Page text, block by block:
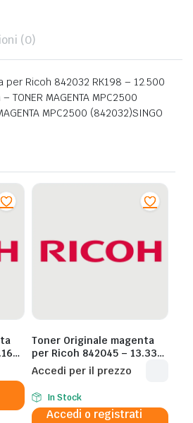
(0)
per Ricoh 842032 RK198 – 12.500
TONER MAGENTA MPC2500
MPC2500 (842032)SINGO
Toner Originale magenta
per Ricoh 842045 – 13.330
Pagine al 5%
Accedi per il prezzo
In Stock
Accedi o registrati